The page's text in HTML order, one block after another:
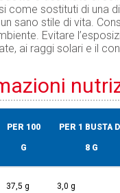
come sostituti di una
sano stile di vita.
Evitare
ai raggi solari e il
PER 100
G
PER 1 BUSTA
8 G
37,5 g 3,0 g